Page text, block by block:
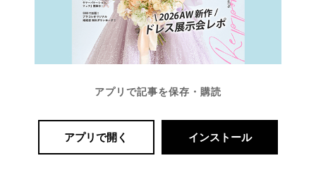
アプリで記事を保存・購読
アプリで開く インストール